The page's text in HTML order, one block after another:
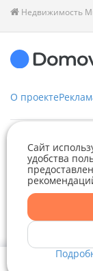
Telegram
Недвижимость
О проекте
Служба
+375 29 376-13-70
+375 33 376-13-70
Мы принимаем
Рекламное
+375 29 563-15-
+375 29 179-11-
Контакты
ООО «Аниксмедиа»
Сайт
удобства